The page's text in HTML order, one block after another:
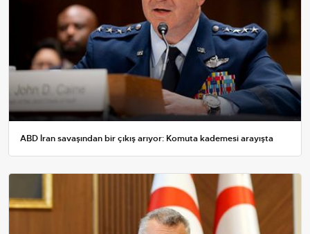
ABD İran savaşından bir çıkış arıyor: Komuta kademesi arayışta